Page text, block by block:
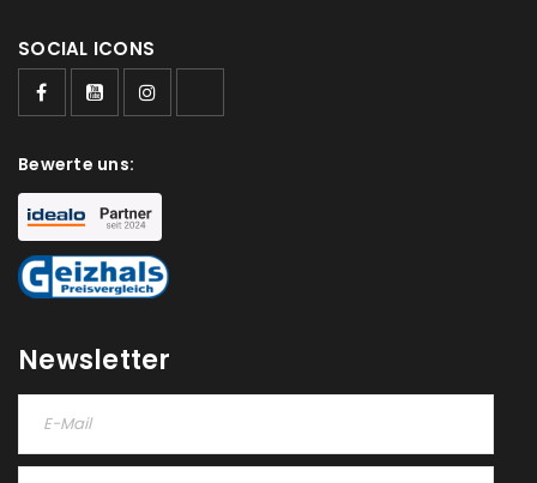
SOCIAL ICONS
Bewerte uns:
Newsletter